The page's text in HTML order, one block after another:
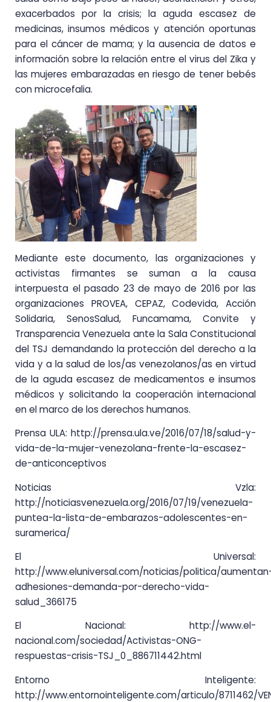
exacerbados por la crisis; la aguda escasez de
medicinas, insumos médicos y atención oportunas
para el cáncer de mama; y la ausencia de datos e
información sobre la relación entre el virus del Zika y
las mujeres embarazadas en riesgo de tener bebés
con microcefalia.
Mediante este documento, las organizaciones y
activistas firmantes se suman a la causa
interpuesta el pasado 23 de mayo de 2016 por las
organizaciones PROVEA, CEPAZ, Codevida, Acción
Solidaria, SenosSalud, Funcamama, Convite y
Transparencia Venezuela ante la Sala Constitucional
del TSJ demandando la protección del derecho a la
vida y a la salud de los/as venezolanos/as en virtud
de la aguda escasez de medicamentos e insumos
médicos y solicitando la cooperación internacional
en el marco de los derechos humanos.
Prensa ULA: http://prensa.ula.ve/2016/07/18/salud-y-
vida-de-la-mujer-venezolana-frente-la-escasez-
de-anticonceptivos
Noticias Vzla:
http://noticiasvenezuela.org/2016/07/19/venezuela-
puntea-la-lista-de-embarazos-adolescentes-en-
suramerica/
El Universal:
http://www.eluniversal.com/noticias/politica/
adhesiones-demanda-por-derecho-vida-
salud_366175
​El Nacional: http://www.el-
nacional.com/sociedad/Activistas-ONG-
respuestas-crisis-TSJ_0_886711442.html
Entorno Inteligente:
http://www.entornointeligente.com/articulo/8711462/